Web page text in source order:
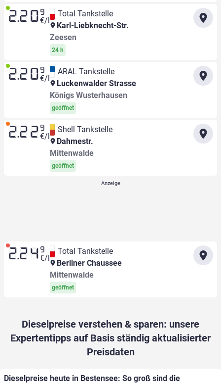
2.20 9
€/l
Total Tankstelle
Karl-Liebknecht-Str.
Zeesen
24 h
2.20 9
€/l
ARAL Tankstelle
Luckenwalder Strasse
Königs Wusterhausen
geöffnet
2.22 9
€/l
Shell Tankstelle
Dahmestr.
Mittenwalde
geöffnet
2.24 9
€/l
Total Tankstelle
Berliner Chaussee
Mittenwalde
geöffnet
Dieselpreise verstehen & sparen: unsere
Expertentipps auf Basis ständig aktualisierter
Preisdaten
Dieselpreise heute in Bestensee: So groß sind die